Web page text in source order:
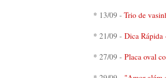
* 13/09 - Trio de
* 21/09 - Dica Rápida
* 27/09 - Placa oval